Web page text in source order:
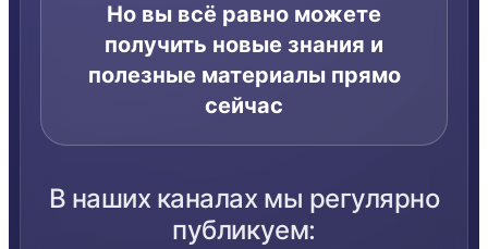
Но вы всё равно можете
получить новые знания и
полезные материалы прямо
сейчас
В наших каналах мы регулярно
публикуем: